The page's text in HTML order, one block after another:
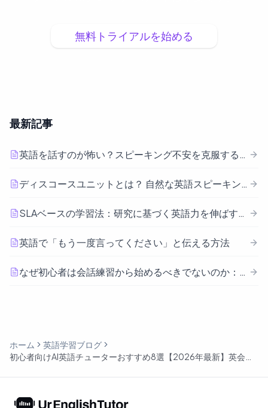
無料トライアルを始める
最新記事
英語を話すのが怖い？スピーキング不安を克服する7つのテクニック
ディスコースユニットとは？ 自然な英語スピーキングに重要な理由
SLAベースの学習法：研究に基づく英語力を伸ばすアプローチ
英語で「もう一度言ってください」と伝える方法
なぜ初心者は会話練習から始めるべきでないのか：レベル別アプローチ
ホーム
英語学習ブログ
初心者向けAI英語チューターおすすめ8選【2026年最新】英会話